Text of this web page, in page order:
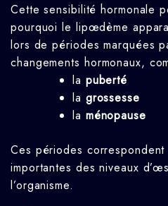
Cette sensibilité hormonale
pourquoi le lipœdème
lors de périodes marquées
changements hormonaux,
la puberté
la grossesse
la ménopause
Ces périodes
importantes des niveaux
l’organisme.